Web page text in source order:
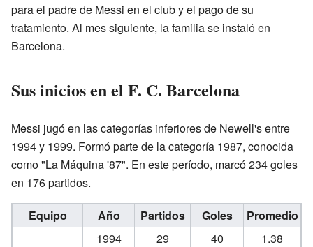
para el padre de Messi en el club y el pago de su
tratamiento. Al mes siguiente, la familia se instaló en
Barcelona.
Sus inicios en el F. C. Barcelona
Messi jugó en las categorías inferiores de Newell's entre
1994 y 1999. Formó parte de la categoría 1987, conocida
como "La Máquina '87". En este período, marcó 234 goles
en 176 partidos.
Equipo Año Partidos Goles Promedio
1994 29 40
1.38